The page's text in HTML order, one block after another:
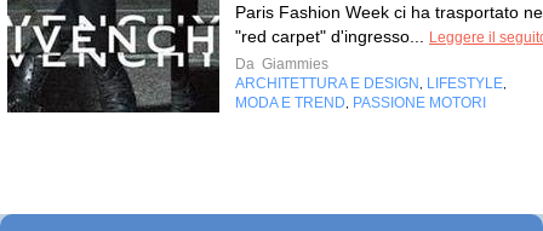
Paris Fashion Week ci ha trasportato
"red carpet" d'ingresso...
Leggere il
Da Giammies
ARCHITETTURA E DESIGN
LIFESTYLE
MODA E TREND PASSIONE MOTORI